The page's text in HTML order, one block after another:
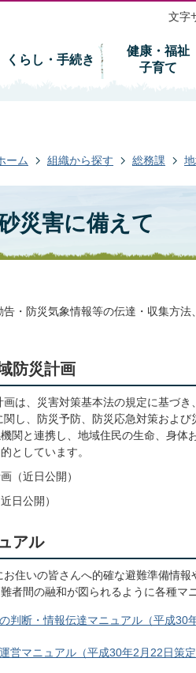
文字
くらし・手続き
健康・福祉
子育て
ーム 組織から探す 総務課
災害に備えて
・防災気象情報等の伝達・収集方
防災計画
は、災害対策基本法の規定に基づき
関し、防災予防、防災応急対策およ
関と連携し、地域住民の生命、身
としています。
（近日公開）
日公開）
アル
お住いの皆さんへ的確な避難準備情
者間の融和が図られるように各種マ
判断・情報伝達マニュアル（平成30
営マニュアル（平成30年2月22日策